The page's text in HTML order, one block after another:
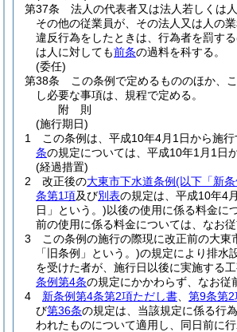
第37条
法人の代表者又は法人若しくは
その他の従業員が、その法人又は人の
違反行為をしたときは、行為者を罰す
は人に対しても前条の過料を科する。
(委任)
第38条
この条例で定めるもののほか、
し必要な事項は、規程で定める。
附 則
(施行期日)
1
この条例は、平成10年4月1日から施行
条の規定については、平成10年1月1日
(経過措置)
2
改正後の大東市下水道条例(以下「新
条第1項及び別表の規定は、平成10年4
日」という。)以後の使用に係る料金に
前の使用に係る料金については、なお従
3
この条例の施行の際現に改正前の大東
「旧条例」という。)の規定により排水
を受けた者が、施行日以後に実施する工
条例第4条の規定にかかわらず、なお従
4
新条例第4条第2項ただし書 第9条第2
び第36条の規定は、当該規定に係る行
われたものについて適用し、同日前に